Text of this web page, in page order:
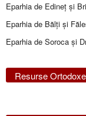
Eparhia de Edineţ şi
Eparhia de Bălţi şi
Eparhia de Soroca și
Resurse Ortodoxe